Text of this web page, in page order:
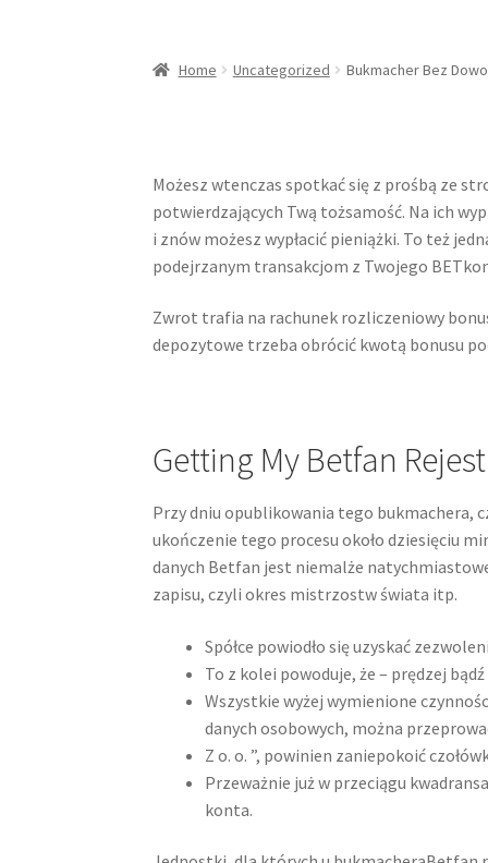
Home Uncategorized Bukmacher Bez
Możesz wtenczas spotkać się z prośbą ze
potwierdzających Twą tożsamość. Na ich
i znów możesz wypłacić pieniążki. To też
podejrzanym transakcjom z Twojego
Zwrot trafia na rachunek rozliczeniowy
depozytowe trzeba obrócić kwotą bonusu
Getting My Betfan
Przy dniu opublikowania tego bukmachera,
ukończenie tego procesu około dziesięciu
danych Betfan jest niemalże
zapisu, czyli okres mistrzostw świata itp.
Spółce powiodło się uzyskać
To z kolei powoduje, że – prędzej
Wszystkie wyżej wymienione
danych osobowych, można
Z o. o. ”, powinien zaniepokoić
Przeważnie już w przeciągu
konta.